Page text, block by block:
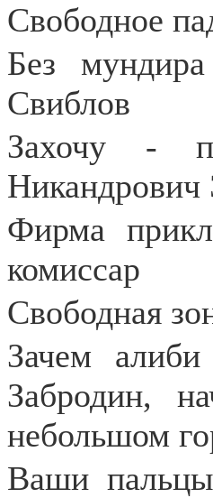
Свободное
Без
Свиблов
Захочу -
Никандрович
Фирма
комиссар
Свободная
Зачем
Забродин,
небольшом
Ваши